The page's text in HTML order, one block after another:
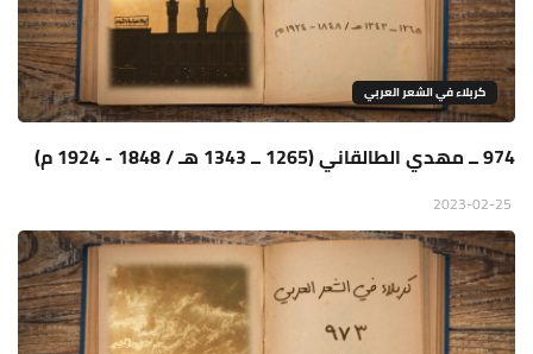
كربلاء في الشعر العربي
974 ــ مهدي الطالقاني (1265 ــ 1343 هـ / 1848 - 1924 م)